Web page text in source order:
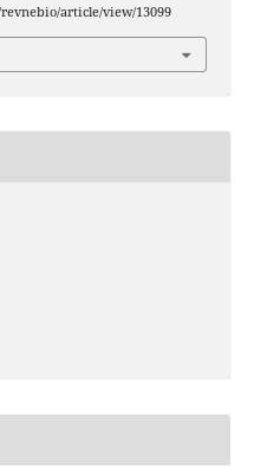
article/view/13099